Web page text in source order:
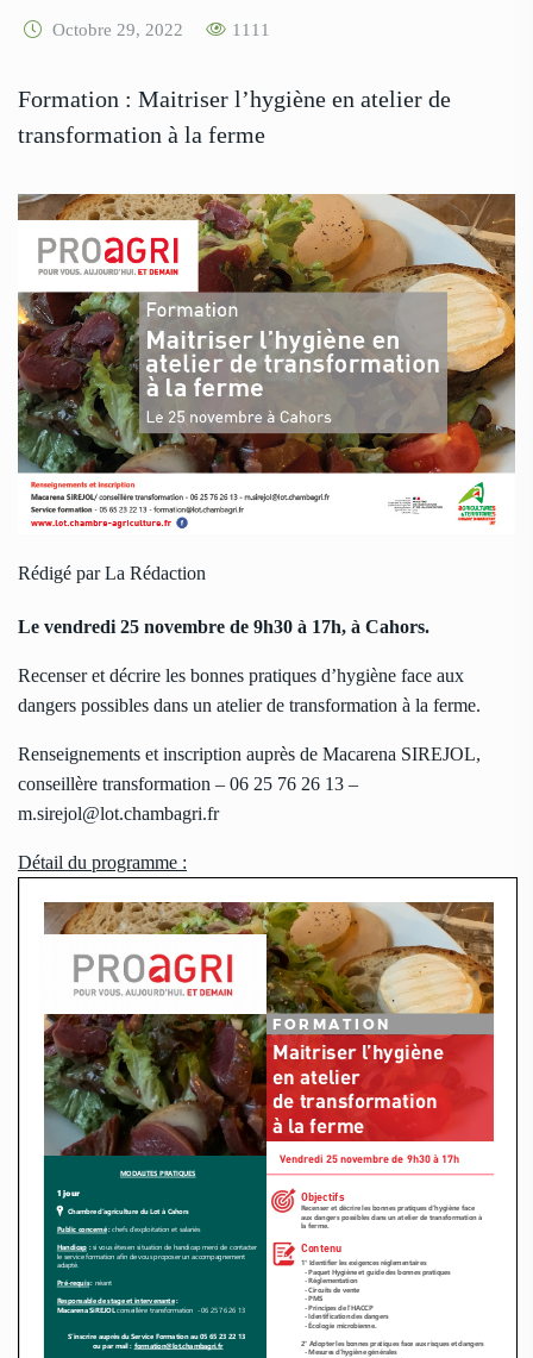
Octobre 29, 2022 1111
Formation : Maitriser l’hygiène en atelier de
transformation à la ferme
Rédigé par La Rédaction
Le vendredi 25 novembre de 9h30 à 17h, à Cahors.
Recenser et décrire les bonnes pratiques d’hygiène face aux
dangers possibles dans un atelier de transformation à la ferme.
Renseignements et inscription auprès de Macarena SIREJOL,
conseillère transformation – 06 25 76 26 13 –
m.sirejol@lot.chambagri.fr
Détail du programme :